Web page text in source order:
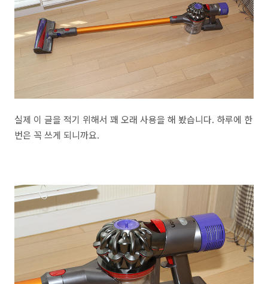
실제 이 글을 적기 위해서 꽤 오래 사용을 해 봤습니다. 하루에 한
번은 꼭 쓰게 되니까요.